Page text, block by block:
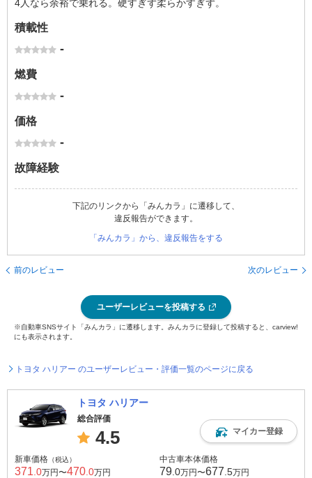
4人なら余裕で乗れる。硬すぎず柔らかすぎず。
積載性
-
燃費
-
価格
-
故障経験
下記のリンクから「みんカラ」に遷移して、
違反報告ができます。
「みんカラ」から、違反報告をする
前のレビュー 次のレビュー
ユーザーレビューを投稿する
※自動車SNSサイト「みんカラ」に遷移します。みんカラに登録して投稿すると、carview!
にも表示されます。
トヨタ ハリアー のユーザーレビュー・評価一覧のページに戻る
トヨタ ハリアー
総合評価
4.5 マイカー登録
新車価格 （税込）
371 .0万円〜470 .0万円
中古車本体価格
79 .0万円〜677 .5万円